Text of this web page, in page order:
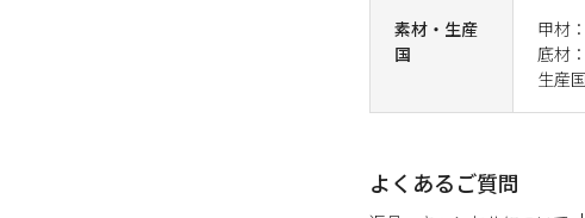
素材・生産
国
甲材
底材
生産
よくあるご質問